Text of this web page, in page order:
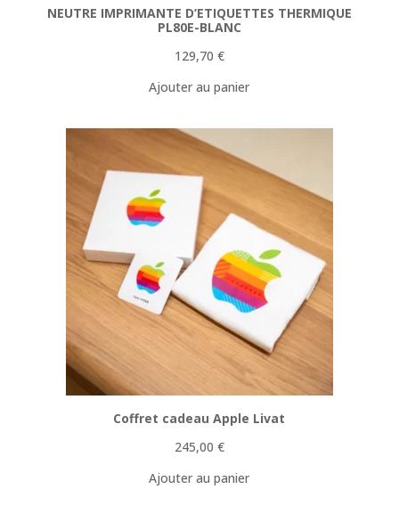
NEUTRE IMPRIMANTE D’ETIQUETTES THERMIQUE
PL80E-BLANC
129,70 €
Ajouter au panier
Coffret cadeau Apple Livat
245,00 €
Ajouter au panier